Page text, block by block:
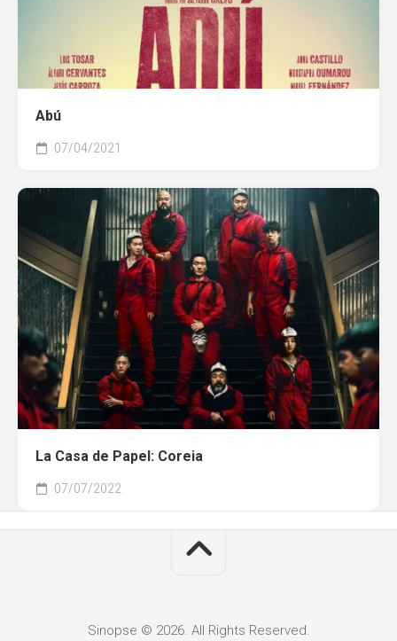
Abú
07/04/2021
La Casa de Papel: Coreia
07/07/2022
Sinopse © 2026. All Rights Reserved.